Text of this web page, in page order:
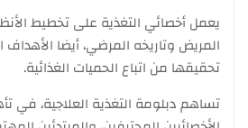
يعمل أخصائي التغذية على تخطيط
المريض وتاريخه المرضي، أيضا
تحقيقها من اتباع الحميات الغذائية.
تساهم دبلومة التغذية العلاجية، في